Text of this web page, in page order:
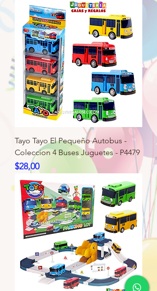
Tayo Tayo El Pequeño Autobus -
Coleccion 4 Buses Juguetes - P4479
Precio
$28,00